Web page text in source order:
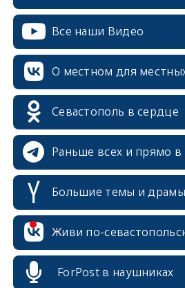
Все наши Видео
О местном для
Севастополь в сердце
Раньше всех и прямо в
Большие темы и драмы
Живи по-
ForPost в наушниках